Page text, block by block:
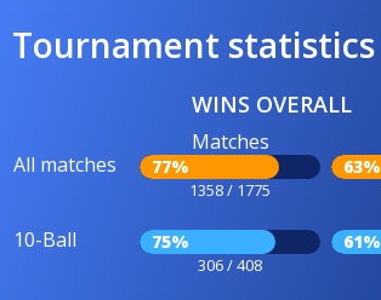
Tournament statistics
WINS OVERALL
All matches
Matches
77%
1358 / 1775
63%
10-Ball 75%
306 / 408
61%